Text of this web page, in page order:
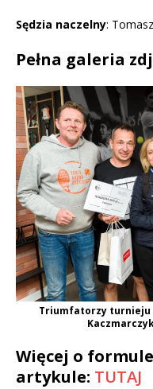
Sędzia naczelny:
Pełna galeria
Triumfatorzy turnieju
Więcej o
artykule: TUTAJ